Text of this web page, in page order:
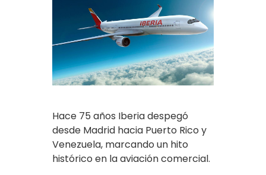
Hace 75 años Iberia despegó
desde Madrid hacia Puerto Rico y
Venezuela, marcando un hito
histórico en la aviación comercial.